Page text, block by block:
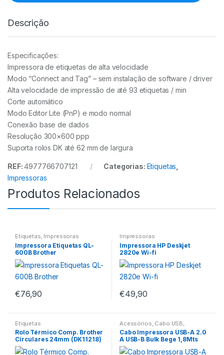
Descrição
Especificações:
Impressora de etiquetas de alta velocidade
Modo “Connect and Tag” – sem instalação de software / driver
Alta velocidade de impressão de até 93 etiquetas / min
Corte automático
Modo Editor Lite (PnP) e modo normal
Conexão base de dados
Resolução 300×600 ppp
Suporta rolos DK até 62 mm de largura
REF:4977766707121 Categorias: Etiquetas
Impressoras
Produtos Relacionados
Etiquetas, Impressoras
Impressora Etiquetas QL-
600B Brother
€76,90
Impressoras
Impressora HP Deskjet
2820e Wi-fi
€49,90
Etiquetas
Rolo Térmico Comp. Brother
Circulares 24mm (DK11218)
1000 Unidades
Acessórios Cabo USB
Impressoras
Cabo Impressora USB-A 2.0
A USB-B Bulk Bege 1,8Mts
Aisens